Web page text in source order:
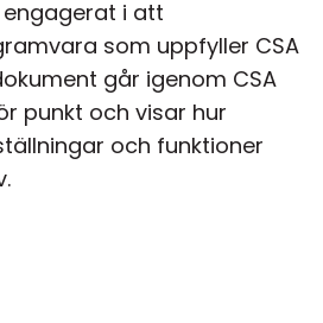
engagerat i att
som uppfyller CSA
går igenom CSA
punkt och visar hur
och funktioner